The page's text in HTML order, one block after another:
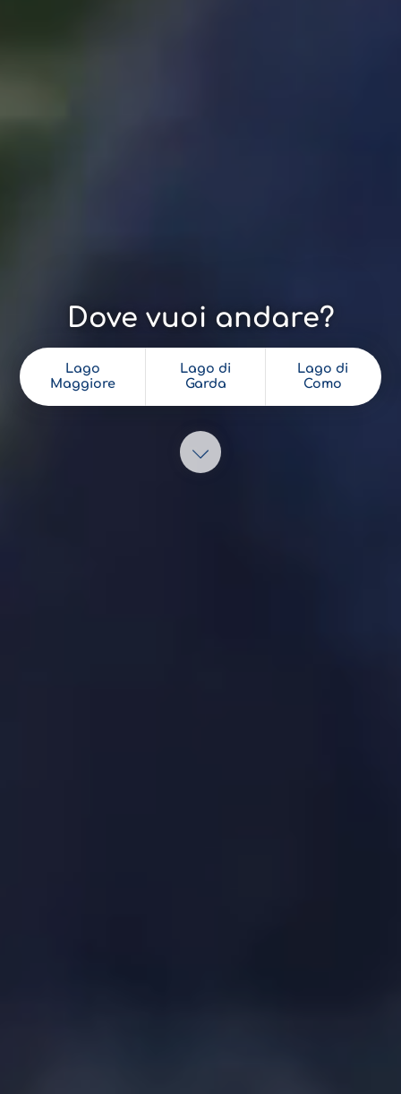
Dove vuoi andare?
Lago
Maggiore
Lago di
Garda
Lago di
Como